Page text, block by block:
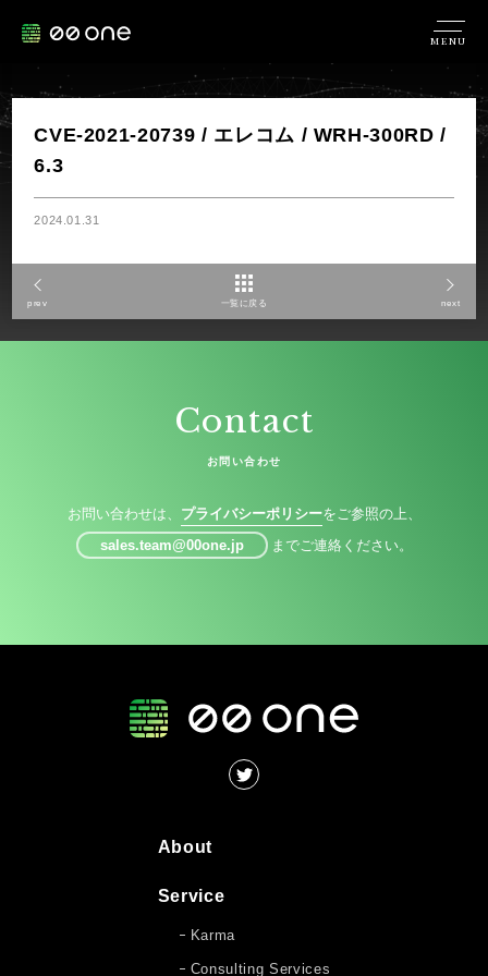
MENU
CVE-2021-20739 / エレコム / WRH-300RD /
6.3
2024.01.31
prev 一覧に戻る next
Contact
お問い合わせ
お問い合わせは、 プライバシーポリシーをご参照の上、
sales.team@00one.jp
までご連絡ください。
About
Service
Karma
Consulting Services